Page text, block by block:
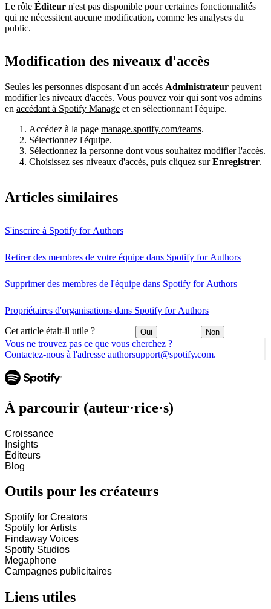
Vous ne trouvez pas ce que vous cherchez ?
Contactez-nous à l'adresse authorsupport@spotify.com.
Le rôle Éditeur n'est pas disponible pour certaines fonctionnalités
qui ne nécessitent aucune modification, comme les analyses du
public.
Modification des niveaux d'accès
Seules les personnes disposant d'un accès Administrateur peuvent
modifier les niveaux d'accès. Vous pouvez voir qui sont vos admins
en accédant à Spotify Manage et en sélectionnant l'équipe.
Accédez à la page manage.spotify.com/teams.
Sélectionnez l'équipe.
Sélectionnez la personne dont vous souhaitez modifier l'accès.
Choisissez ses niveaux d'accès, puis cliquez surEnregistrer.
Articles similaires
S'inscrire à Spotify for Authors
Retirer des membres de votre équipe dans Spotify for Authors
Supprimer des membres de l'équipe dans Spotify for Authors
Propriétaires d'organisations dans Spotify for Authors
Cet article était-il utile ? Oui Non
À parcourir (auteur·rice·s)
Croissance
Insights
Éditeurs
Blog
Outils pour les créateurs
Spotify for Creators
Spotify for Artists
Findaway Voices
Spotify Studios
Megaphone
Campagnes publicitaires
Liens utiles